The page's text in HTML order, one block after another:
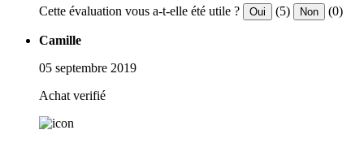
Cette évaluation vous a-t-elle été utile ? Oui (5) Non (0)
Camille
05 septembre 2019
Achat verifié